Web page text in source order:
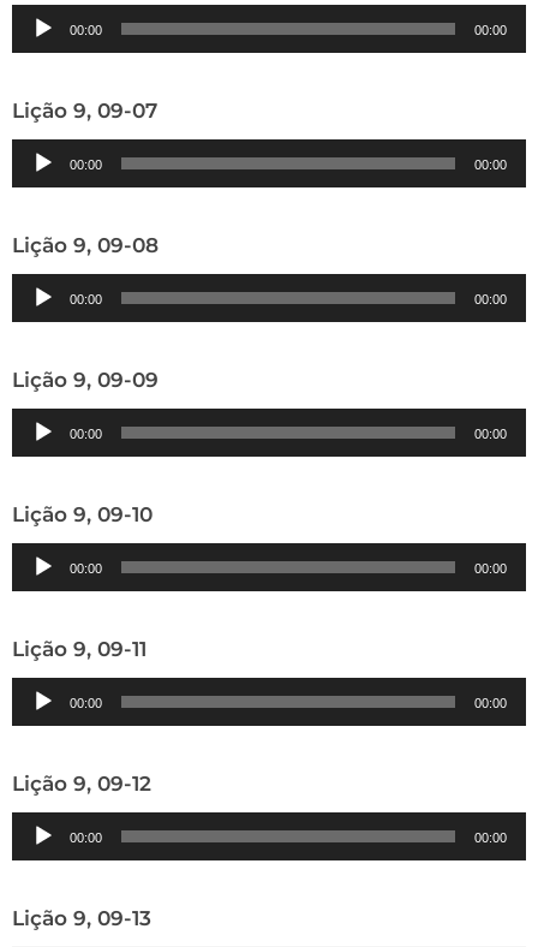
Tocador
de
00:00 00:00
Lição 9, 09-07
Tocador
de
00:00 00:00
Lição 9, 09-08
Tocador
de
00:00 00:00
Lição 9, 09-09
Tocador
de
00:00 00:00
Lição 9, 09-10
Tocador
de
00:00 00:00
Lição 9, 09-11
Tocador
de
00:00 00:00
Lição 9, 09-12
Tocador
de
00:00 00:00
Lição 9, 09-13